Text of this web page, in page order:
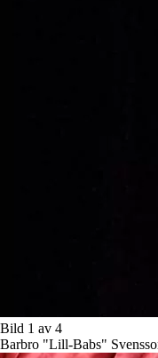
Bild 1 av 4
Barbro "Lill-Babs"